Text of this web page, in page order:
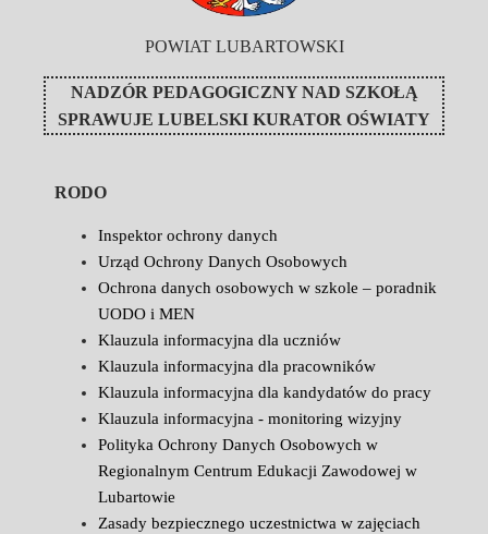
POWIAT LUBARTOWSKI
NADZÓR PEDAGOGICZNY NAD SZKOŁĄ
SPRAWUJE LUBELSKI KURATOR OŚWIATY
RODO
Inspektor ochrony danych
Urząd Ochrony Danych Osobowych
Ochrona danych osobowych w szkole – poradnik
UODO i MEN
Klauzula informacyjna dla uczniów
Klauzula informacyjna dla pracowników
Klauzula informacyjna dla kandydatów do pracy
Klauzula informacyjna - monitoring wizyjny
Polityka Ochrony Danych Osobowych w
Regionalnym Centrum Edukacji Zawodowej w
Lubartowie
Zasady bezpiecznego uczestnictwa w zajęciach